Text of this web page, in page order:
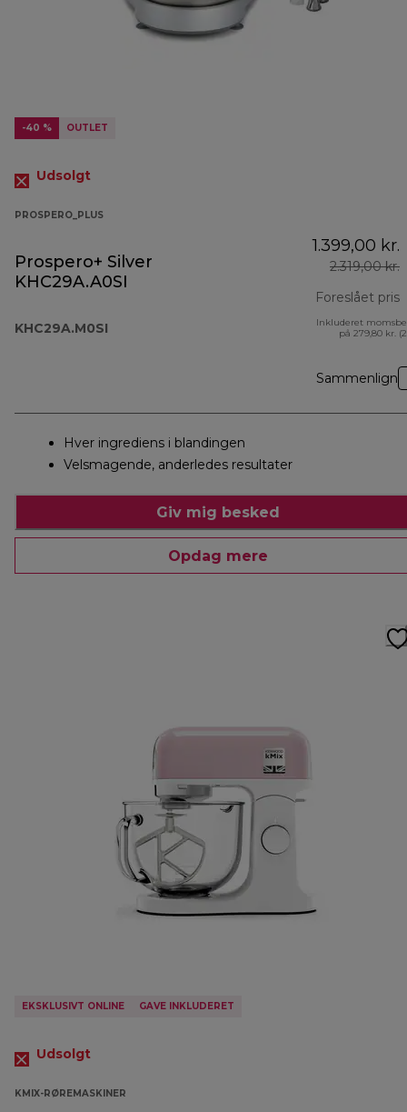
-40 % OUTLET
Udsolgt
PROSPERO_PLUS
Prospero+ Silver
KHC29A.A0SI
KHC29A.M0SI
1.399,00 kr.
2.319,00 kr.
Foreslået pris
Inkluderet
på 279,80 kr.
Sammenlign
Hver ingrediens i blandingen
Velsmagende, anderledes resultater
Giv mig besked
Opdag mere
EKSKLUSIVT ONLINE GAVE INKLUDERET
Udsolgt
KMIX-RØREMASKINER